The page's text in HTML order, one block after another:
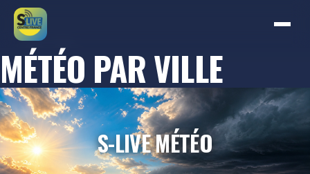
MÉTÉO PAR VILLE
S-LIVE MÉTÉO